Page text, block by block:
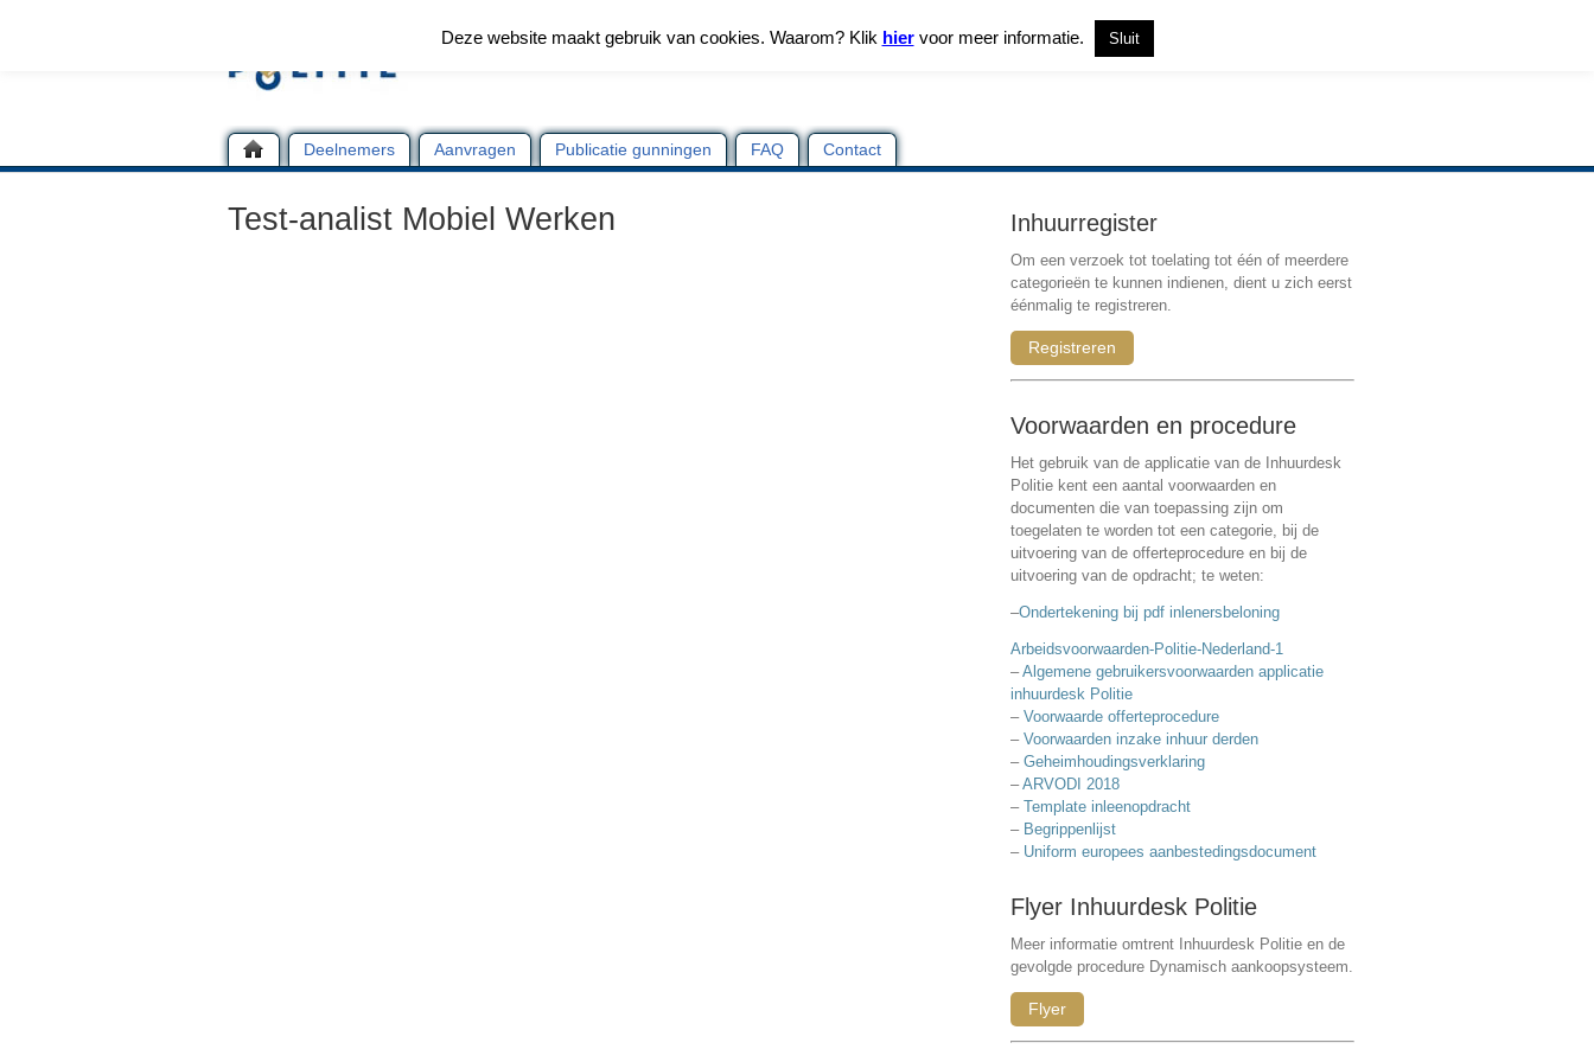
Deelnemers Aanvragen Publicatie gunningen FAQ Contact
Test-analist Mobiel Werken Inhuurregister
Om een verzoek tot toelating tot één of meerdere
categorieën te kunnen indienen, dient u zich eerst
éénmalig te registreren.
Registreren
Voorwaarden en procedure
Het gebruik van de applicatie van de Inhuurdesk
Politie kent een aantal voorwaarden en
documenten die van toepassing zijn om
toegelaten te worden tot een categorie, bij de
uitvoering van de offerteprocedure en bij de
uitvoering van de opdracht; te weten:
–Ondertekening bij pdf inlenersbeloning
Arbeidsvoorwaarden-Politie-Nederland-1
–Algemene gebruikersvoorwaarden applicatie
inhuurdesk Politie
– Voorwaarde offerteprocedure
– Voorwaarden inzake inhuur derden
– Geheimhoudingsverklaring
–ARVODI 2018
– Template inleenopdracht
– Begrippenlijst
– Uniform europees aanbestedingsdocument
Flyer Inhuurdesk Politie
Meer informatie omtrent Inhuurdesk Politie en de
gevolgde procedure Dynamisch aankoopsysteem.
Flyer
Deze website maakt gebruik van cookies. Waarom? Klik hiervoor meer informatie. Sluit